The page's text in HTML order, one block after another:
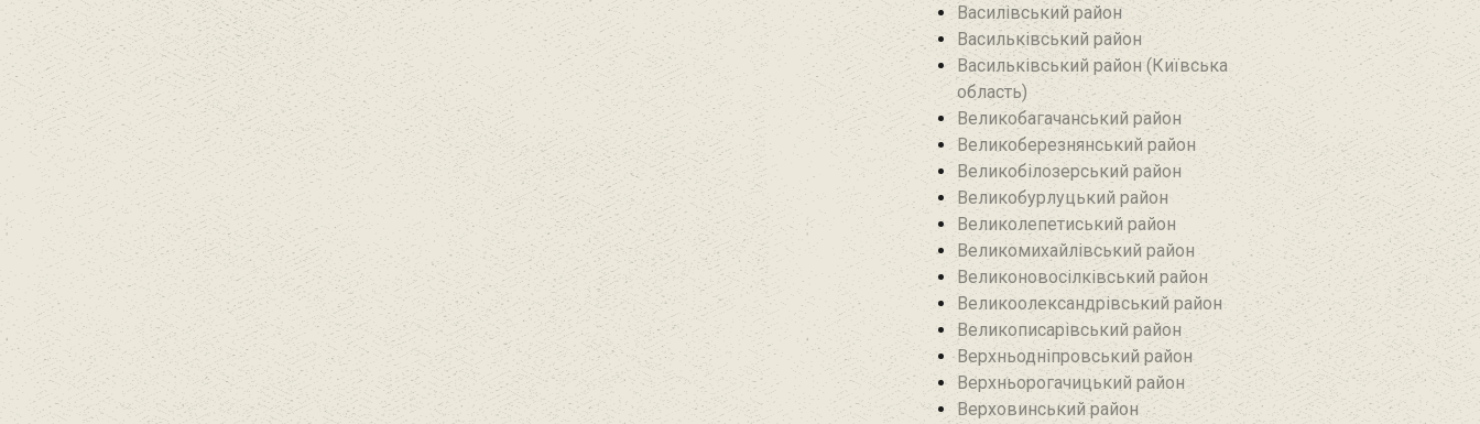
Василівський район
Васильківський район
Васильківський район (Київська
область)
Великобагачанський район
Великоберезнянський район
Великобілозерський район‎
Великобурлуцький район
Великолепетиський район
Великомихайлівський район‎
Великоновосілківський район‎
Великоолександрівський район
Великописарівський район
Верхньодніпровський район
Верхньорогачицький район
Верховинський район